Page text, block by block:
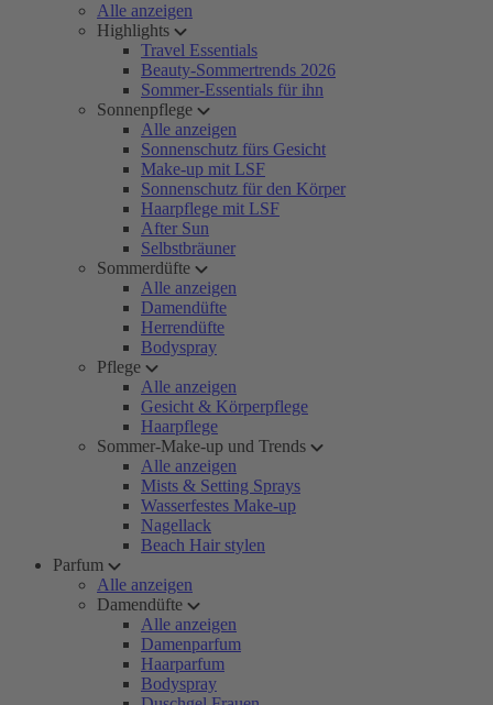
Alle anzeigen
Highlights
Travel Essentials
Beauty-Sommertrends 2026
Sommer-Essentials für ihn
Sonnenpflege
Alle anzeigen
Sonnenschutz fürs Gesicht
Make-up mit LSF
Sonnenschutz für den Körper
Haarpflege mit LSF
After Sun
Selbstbräuner
Sommerdüfte
Alle anzeigen
Damendüfte
Herrendüfte
Bodyspray
Pflege
Alle anzeigen
Gesicht & Körperpflege
Haarpflege
Sommer-Make-up und Trends
Alle anzeigen
Mists & Setting Sprays
Wasserfestes Make-up
Nagellack
Beach Hair stylen
Parfum
Alle anzeigen
Damendüfte
Alle anzeigen
Damenparfum
Haarparfum
Bodyspray